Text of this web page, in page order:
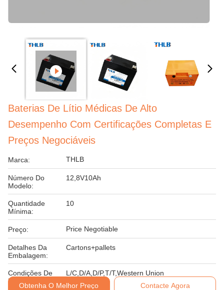
Baterias De Lítio Médicas De Alto
Desempenho Com Certificações Completas E
Preços Negociáveis
Marca: THLB
Número Do
Modelo:
12,8V10Ah
Quantidade
Mínima:
10
Preço: Price Negotiable
Detalhes Da
Embalagem:
Cartons+pallets
Condições De
Pagamento:
L/C,D/A,D/P,T/T,Western Union
Obtenha O Melhor Preço
Contacte Agora